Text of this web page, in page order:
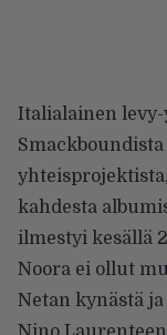
Italialainen
kahdesta
ilmestyi kesällä
Noora ei ollut
Netan kynästä